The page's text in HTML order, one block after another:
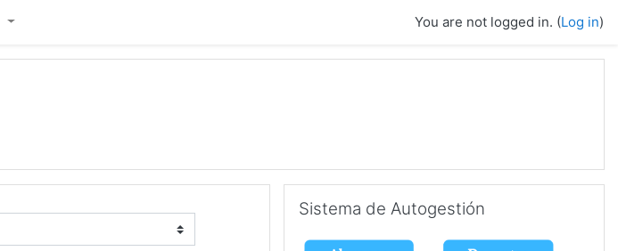
You are not logged in. (Log in)
Sistema de Autogestión